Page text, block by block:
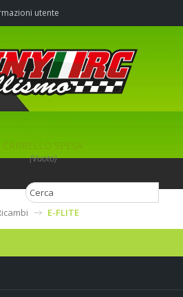
utente
CARRELLO SPESA
(Vuoto)
& CAMPO VOLO
E-FLITE